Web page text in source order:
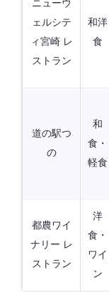
ニューウ
ェルシテ
ィ宮崎 レ
ストラン
和洋
食
道の駅つ
の
和
食・
軽食
都農ワイ
ナリー レ
ストラン
洋
食・
ワイ
ン